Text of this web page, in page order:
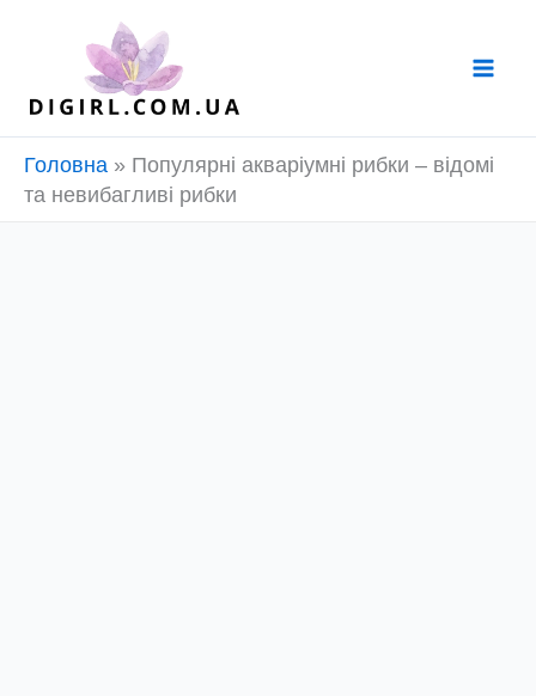
Головна » Популярні акваріумні рибки – відомі
та невибагливі рибки